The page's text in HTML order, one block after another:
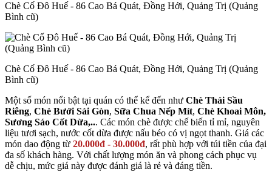
Chè Cố Đô Huế - 86 Cao Bá Quát, Đồng Hới, Quảng Trị (Quảng
Bình cũ)
Chè Cố Đô Huế - 86 Cao Bá Quát, Đồng Hới, Quảng Trị (Quảng
Bình cũ)
Một số món nổi bật tại quán có thể kể đến như Chè Thái Sầu
Riêng, Chè Bưởi Sài Gòn, Sữa Chua Nếp Mít, Chè Khoai Môn,
Sương Sáo Cốt Dừa,... Các món chè được chế biến tỉ mỉ, nguyên
liệu tươi sạch, nước cốt dừa được nấu béo có vị ngọt thanh. Giá các
món dao động từ 20.000đ - 30.000đ, rất phù hợp với túi tiền của đại
đa số khách hàng. Với chất lượng món ăn và phong cách phục vụ
dễ chịu, mức giá này được đánh giá là rẻ và đáng tiền.